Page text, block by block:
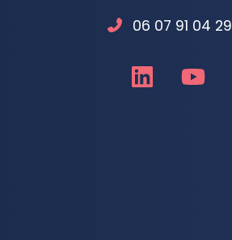
06 07 91 04 29